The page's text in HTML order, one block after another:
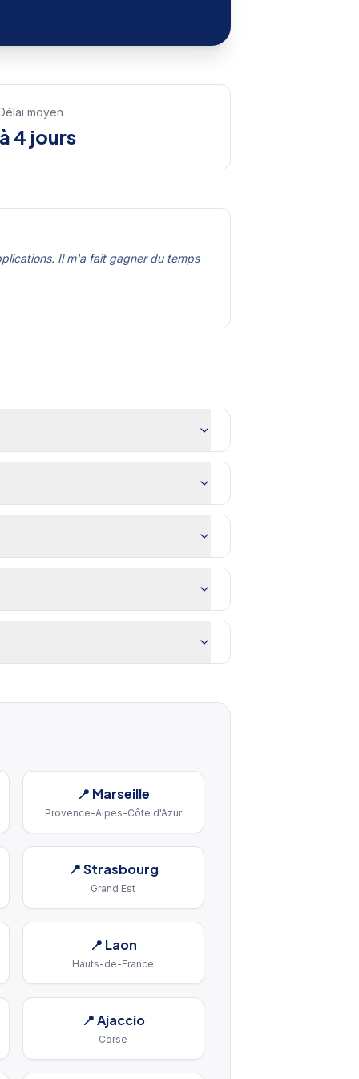
moyen
4 jours
Il m'a fait gagner du temps
📍 Marseille
Provence-Alpes-Côte d'Azur
📍Strasbourg
Grand Est
📍 Laon
Hauts-de-France
📍Ajaccio
Corse